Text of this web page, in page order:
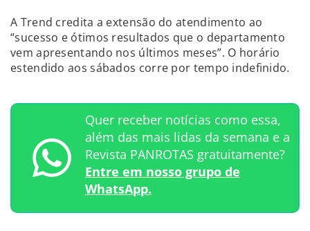
A Trend credita a extensão do atendimento ao
“sucesso e ótimos resultados que o departamento
vem apresentando nos últimos meses”. O horário
estendido aos sábados corre por tempo indefinido.
Quer receber notícias como essa,
além das mais lidas da semana e a
Revista PANROTAS gratuitamente?
Entre em nosso grupo de
WhatsApp.